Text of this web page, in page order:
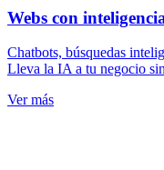
Webs con
Chatbots, búsquedas
Lleva la IA a tu negocio
Ver más